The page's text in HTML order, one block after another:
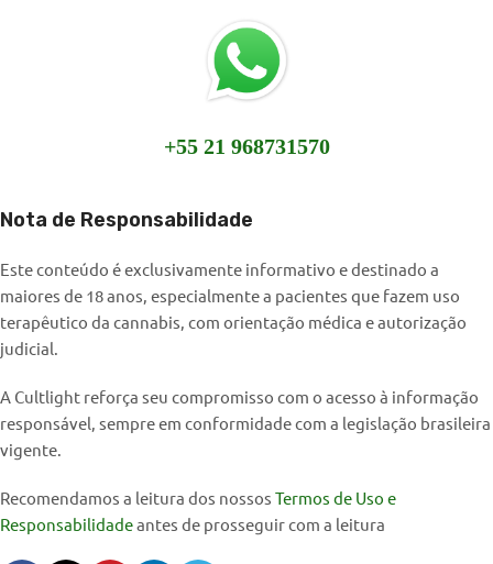
+55 21 968731570
Nota de Responsabilidade
Este conteúdo é exclusivamente informativo e destinado a
maiores de 18 anos, especialmente a pacientes que fazem uso
terapêutico da cannabis, com orientação médica e autorização
judicial.
A Cultlight reforça seu compromisso com o acesso à informação
responsável, sempre em conformidade com a legislação brasileira
vigente.
Recomendamos a leitura dos nossos Termos de Uso e
Responsabilidadeantes de prosseguir com a leitura